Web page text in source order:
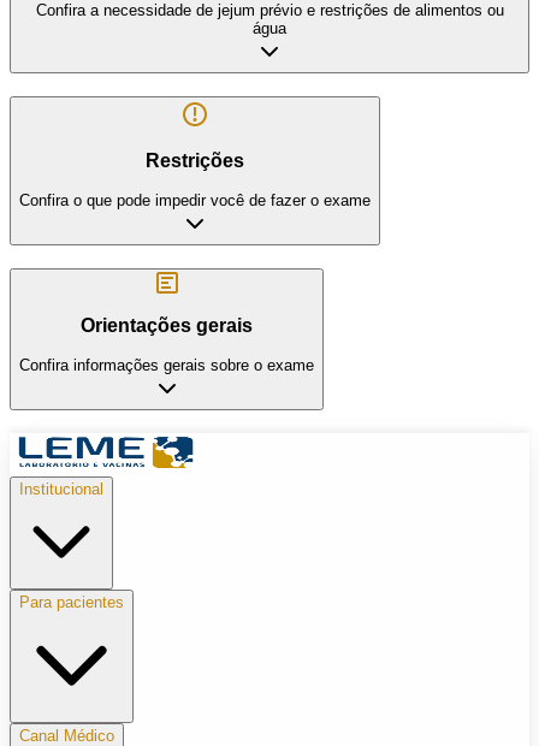
Confira a necessidade de jejum prévio e restrições de alimentos ou
água
Restrições
Confira o que pode impedir você de fazer o exame
Orientações gerais
Confira informações gerais sobre o exame
Institucional
Para pacientes
Canal Médico